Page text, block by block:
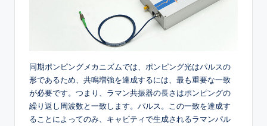
同期ポンピングメカニズムでは、ポンピング光はパルスの
形であるため、共鳴増強を達成するには、最も重要な一致
が必要です。つまり、ラマン共振器の長さはポンピングの
繰り返し周波数と一致します。パルス。この一致を達成す
ることによってのみ、キャビティで生成されるラマンパル